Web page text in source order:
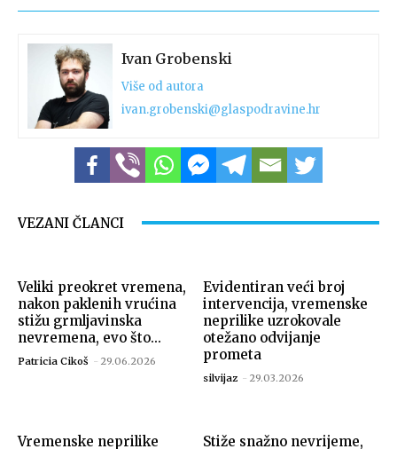
Ivan Grobenski
Više od autora
ivan.grobenski@glaspodravine.hr
VEZANI ČLANCI
Veliki preokret vremena,
nakon paklenih vrućina
stižu grmljavinska
nevremena, evo što...
Patricia Cikoš - 29.06.2026
Evidentiran veći broj
intervencija, vremenske
neprilike uzrokovale
otežano odvijanje
prometa
silvijaz - 29.03.2026
Vremenske neprilike Stiže snažno nevrijeme,